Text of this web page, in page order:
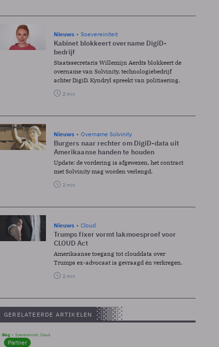
Nieuws Soevereiniteit
Kabinet blokkeert overname DigiD-
bedrijf
Staatssecretaris Willemijn Aerdts blokkeert de
overname van Solvinity, technologiebedrijf
achter DigiD. Kyndryl spreekt van politisering.
2 min
Nieuws Overname Solvinity
Burgers naar rechter om DigiD-data uit
Amerikaanse handen te houden
Update: de vordering is afgewezen, het contract
met Solvinity mag worden verlengd.
2 min
Nieuws Cloud
Trumps fixer vormt lakmoesproef voor
CLOUD Act
Amerikaanse toegang tot clouddata over
Trumps ex-advocaat is gevraagd én verkregen.
2 min
GERELATEERDE ARTIKELEN
Blog Soevereinteit, Cloud
Partner